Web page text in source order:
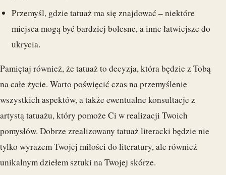
Przemyśl, gdzie tatuaż ma się znajdować – niektóre
miejsca mogą być bardziej bolesne, a inne łatwiejsze do
ukrycia.
Pamiętaj również, że tatuaż to decyzja, która będzie z Tobą
na całe życie. Warto poświęcić czas na przemyślenie
wszystkich aspektów, a także ewentualne konsultacje z
artystą tatuażu, który pomoże Ci w realizacji Twoich
pomysłów. Dobrze zrealizowany tatuaż literacki będzie nie
tylko wyrazem Twojej miłości do literatury, ale również
unikalnym dziełem sztuki na Twojej skórze.